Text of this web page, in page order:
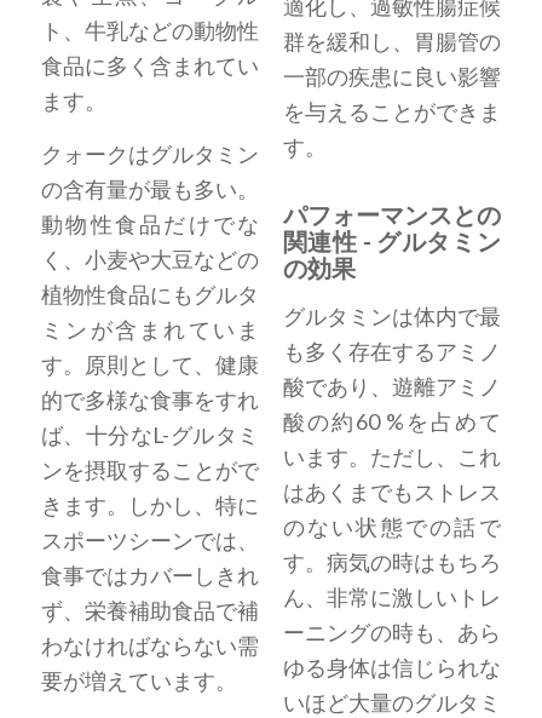
ト、牛乳などの動物性
食品に多く含まれてい
ます。
クォークはグルタミン
の含有量が最も多い。
動物性食品だけでな
く、小麦や大豆などの
植物性食品にもグルタ
ミンが含まれていま
す。原則として、健康
的で多様な食事をすれ
ば、十分なL-グルタミ
ンを摂取することがで
きます。しかし、特に
スポーツシーンでは、
食事ではカバーしきれ
ず、栄養補助食品で補
わなければならない需
要が増えています。
適化し、過敏性腸症候
群を緩和し、胃腸管の
一部の疾患に良い影響
を与えることができま
す。
パフォーマンスとの
関連性 - グルタミン
の効果
グルタミンは体内で最
も多く存在するアミノ
酸であり、遊離アミノ
酸の約60 %を占めて
います。ただし、これ
はあくまでもストレス
のない状態での話で
す。病気の時はもちろ
ん、非常に激しいトレ
ーニングの時も、あら
ゆる身体は信じられな
いほど大量のグルタミ